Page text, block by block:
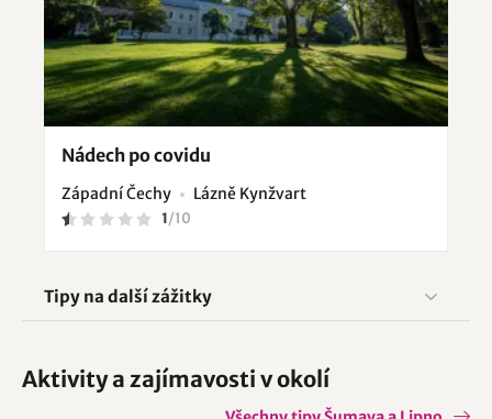
Nádech po covidu
Západní Čechy Lázně Kynžvart
1/10
Tipy na další zážitky
Aktivity a zajímavosti v okolí